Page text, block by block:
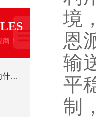
！
铁屑屑饼机生产厂家推荐：为什么恩派特是您的优选伙伴
境
恩
输
平
制